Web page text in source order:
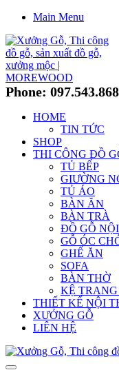
Main Menu
Phone:
HOME
TIN TỨC
SHOP
THI CÔNG ĐỒ
TỦ BẾP
GIƯỜNG
TỦ ÁO
BÀN ĂN
BÀN TRÀ
ĐỒ GỖ
GỖ ÓC
GHẾ ĂN
SOFA
BÀN THỜ
KỆ
THIẾT KẾ NỘI
XƯỞNG GỖ
LIÊN HỆ